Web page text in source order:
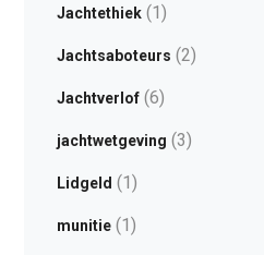
Jachtethiek(1)
Jachtsaboteurs (2)
Jachtverlof(6)
jachtwetgeving (3)
Lidgeld (1)
munitie(1)